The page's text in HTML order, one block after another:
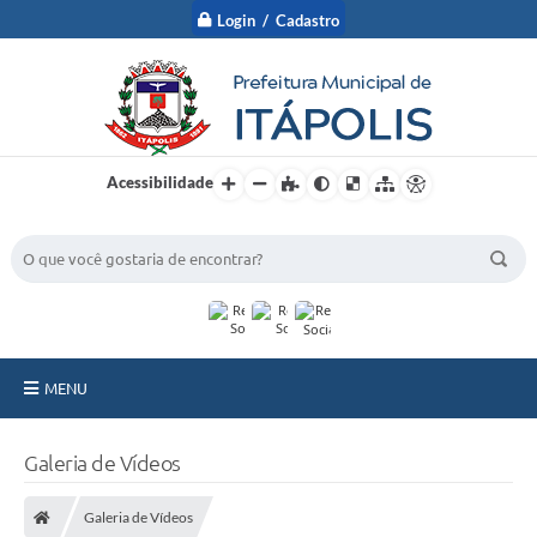
Login / Cadastro
Acessibilidade
MENU
Galeria de Vídeos
Galeria de Vídeos